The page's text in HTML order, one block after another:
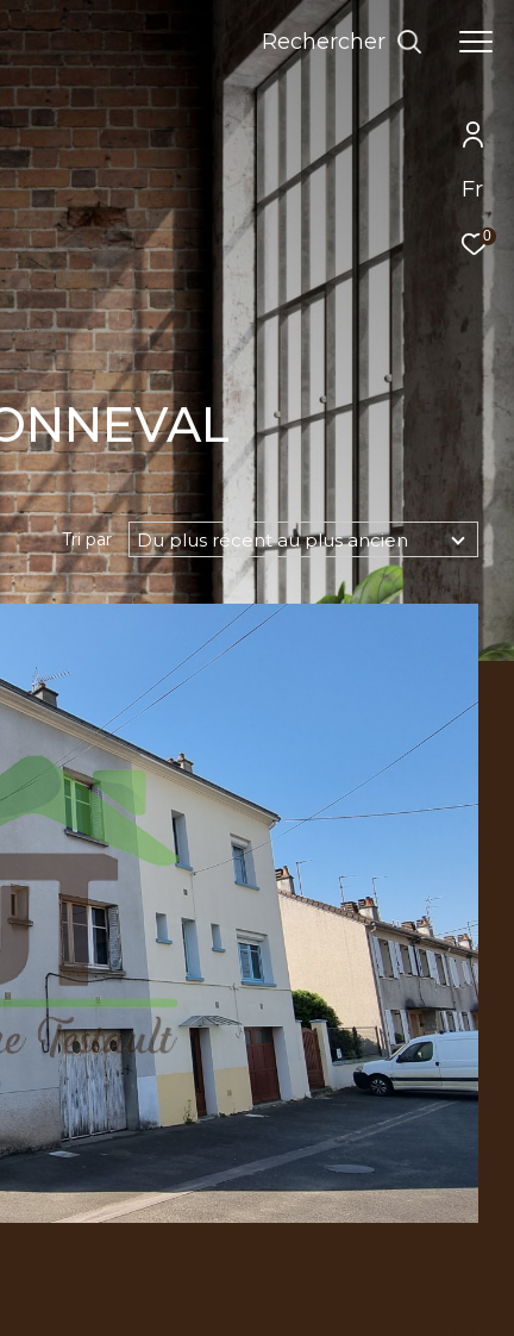
Fr
0
Rechercher
Tri par Du plus récent au plus ancien